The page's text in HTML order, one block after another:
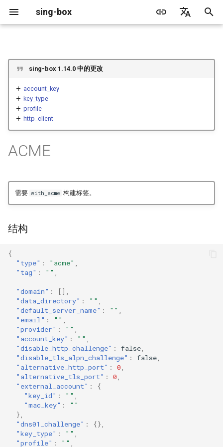
sing-box
引
更新日志
迁移指南
废弃功能列表
包管理器
Docker
从源代码构建
Android
Apple 平台
Desktop
Proxy
Proxy Protocol
Misc
DNS 服务器
Tailscale
DNS 规则
DNS 规则动作
GeoIP
Geosite
路由规则
源文件格式
无头规则
AdGuard DNS Filer
缓存文件
Clash API
V2Ray API
结构
字段
domain
email
disable_http_challenge
disable_tls_alpn_challenge
alternative_http_port
alternative_tls_port
external_account
external_account.key_id
external_account.mac_key
dns01_challenge
Default
Unshare
WireGuard
Tailscale
OpenConnect Client
Direct
Mixed
SOCKS
VMess
Hysteria
ShadowTLS
VLESS
TUIC
Hysteria2
AnyTLS
Snell
Tun
Direct
Bridge
Block
Shadowsocks
Naive
WireGuard
Hysteria
ShadowTLS
VLESS
TUIC
Hysteria2
AnyTLS
sing-box API
DERP
Resolved
OCM
USB/IP Client
sing-box 1.14.0 中的更改
account_key
key_type
profile
http_client
ACME
需要 with_acme 构建标签。
结构
{
"type" : "acme" ,
"tag" : "" ,
"domain" :
[],
"data_directory" : "" ,
"default_server_name" : "" ,
"email" : "" ,
"provider" : "" ,
"account_key" : "" ,
"disable_http_challenge" : false,
"disable_tls_alpn_challenge" : false,
"alternative_http_port" : 0,
"alternative_tls_port" : 0,
"external_account" :
{
"key_id" : "" ,
"mac_key" :
""
},
"dns01_challenge" :
{},
"key_type" : "" ,
"profile" : "" ,